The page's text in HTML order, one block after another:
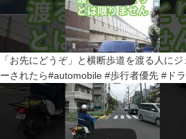
「お先にどうぞ」と横断歩道を渡る人にジ
ーされたら#automobile #歩行者優先 #ド